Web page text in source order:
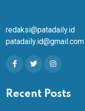
redaksi@patadaily.id
patadaily.id@gmail.com
Recent Posts